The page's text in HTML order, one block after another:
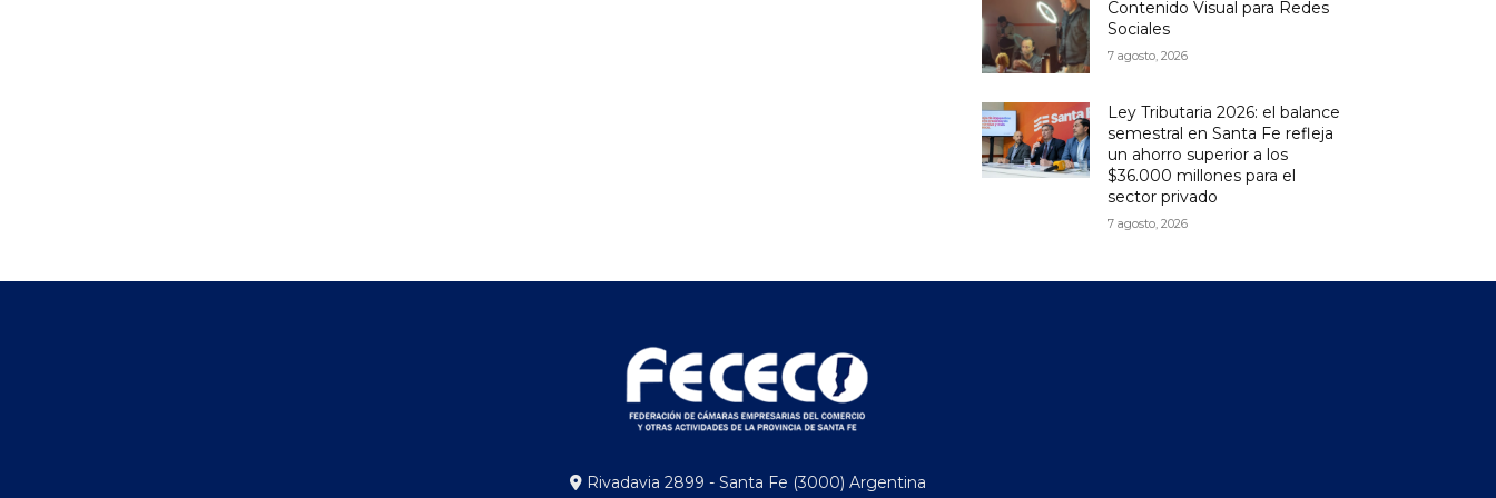
Contenido Visual para Redes
Sociales
7 agosto, 2026
Ley Tributaria 2026: el balance
semestral en Santa Fe refleja
un ahorro superior a los
$36.000 millones para el
sector privado
7 agosto, 2026
Rivadavia 2899 - Santa Fe (3000) Argentina